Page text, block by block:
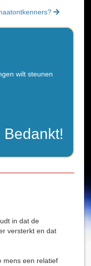
wilt steunen
Bedankt!
in dat de
versterkt en dat
mens een relatief